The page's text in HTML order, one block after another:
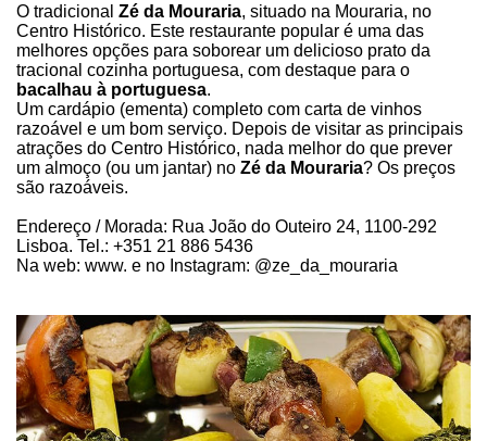
O tradicional Zé da Mouraria, situado na Mouraria, no
Centro Histórico. Este restaurante popular é uma das
melhores opções para soborear um delicioso prato da
tracional cozinha portuguesa, com destaque para o
bacalhau à portuguesa.
Um cardápio (ementa) completo com carta de vinhos
razoável e um bom serviço. Depois de visitar as principais
atrações do Centro Histórico, nada melhor do que prever
um almoço (ou um jantar) no Zé da Mouraria? Os preços
são razoáveis.
Endereço / Morada: Rua João do Outeiro 24, 1100-292
Lisboa. Tel.: +351 21 886 5436
Na web: www. e no Instagram: @ze_da_mouraria